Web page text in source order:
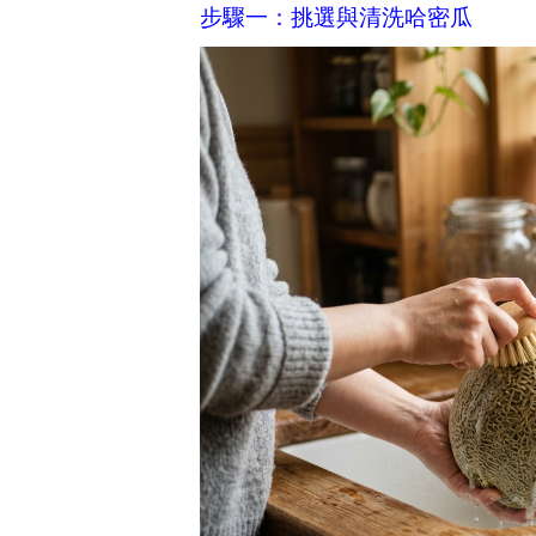
步驟一：挑選與清洗哈密瓜